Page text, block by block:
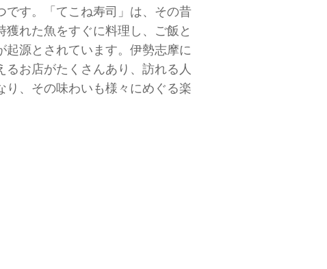
です。「てこね寿司」は、その昔
獲れた魚をすぐに料理し、ご飯と
起源とされています。伊勢志摩に
るお店がたくさんあり、訪れる人
り、その味わいも様々にめぐる楽